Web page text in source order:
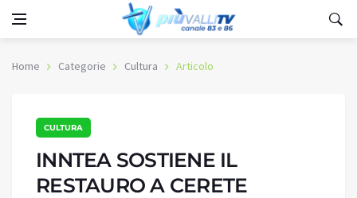
Home Categorie Cultura Articolo
CULTURA
INNTEA SOSTIENE IL
RESTAURO A CERETE